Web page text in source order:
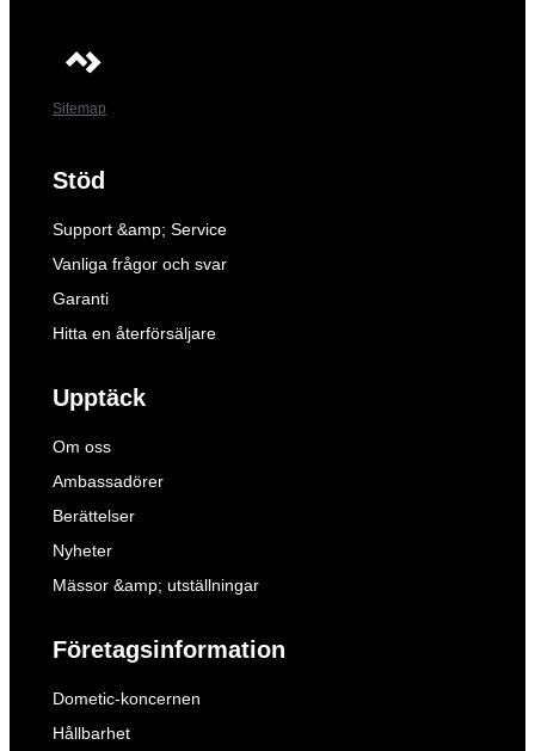
Sitemap
Stöd
Support &amp; Service
Vanliga frågor och svar
Garanti
Hitta en återförsäljare
Upptäck
Om oss
Ambassadörer
Berättelser
Nyheter
Mässor &amp; utställningar
Företagsinformation
Dometic-koncernen
Hållbarhet